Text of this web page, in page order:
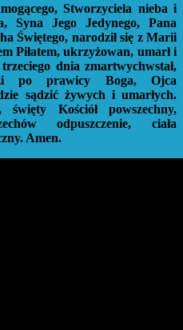
Stworzyciela nieba i
Syna Jego Jedynego, Pana
Świętego, narodził się z Marii
Piłatem, ukrzyżowan, umarł i
dnia zmartwychwstał,
po prawicy Boga, Ojca
sądzić żywych i umarłych.
Kościół powszechny,
odpuszczenie, ciała
Amen.